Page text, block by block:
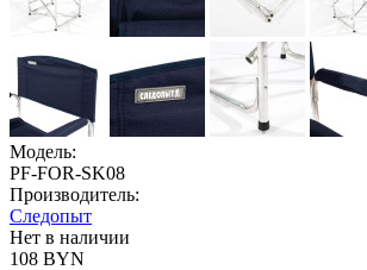
Модель:
PF-FOR-SK08
Производитель:
Следопыт
Нет в наличии
108 BYN